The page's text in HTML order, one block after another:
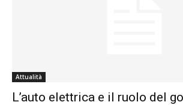
Attualità
L’auto elettrica e il ruolo del